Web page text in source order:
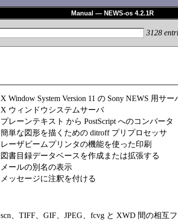
Manual — NEWS-os 4.2.1R
3128
X Window System Version 11 の Sony NEWS 用サー
X ウィンドウシステムサーバ
プレーンテキスト から PostScript へのコンバータ
簡単な図形を描くための ditroff プリプロセッサ
レーザビームプリンタの機能を使った印刷
図書目録データベースを作成または拡張する
メールの別名の表示
メッセージに注釈を付ける
scn、TIFF、GIF、JPEG、fcvg と XWD 間の相互